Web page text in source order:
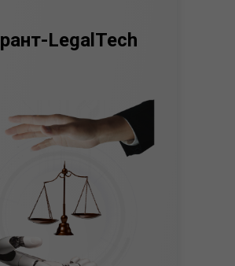
LegalTech